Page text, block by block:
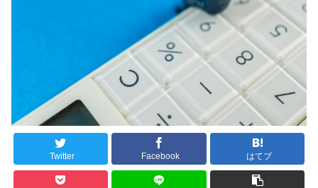
Twitter Facebook はてブ